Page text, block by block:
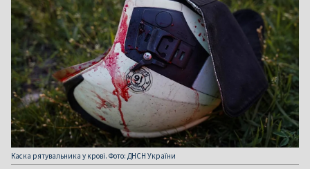
Каска рятувальника у крові. Фото: ДНСН України